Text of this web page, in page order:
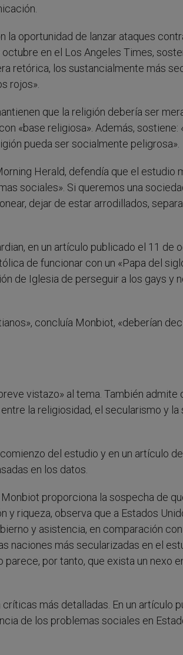
oportunidad de lanzar ataques
en el Los Angeles Times,
retórica, los sustancialmente más
rojos».
que la religión debería ser
«base religiosa». Además, sostiene:
pueda ser socialmente peligrosa».
Herald, defendía que el estudio
sociales». Si queremos una
dejar de estar arrodillados,
en un artículo publicado el 11 de
de funcionar con un «Papa del
de Iglesia de perseguir a los gays y
concluía Monbiot, «deberían
vistazo» al tema. También admite
la religiosidad, el secularismo y la
del estudio y en un artículo
en los datos.
proporciona la sospecha de
riqueza, observa que a Estados
y asistencia, en comparación
naciones más secularizadas en el
por tanto, que exista un nexo
más detalladas. En un artículo
de los problemas sociales en